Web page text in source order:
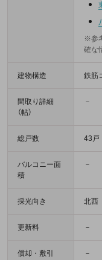
※参
確な
建物構造 鉄筋
間取り詳細
（帖）
－
総戸数 43戸
バルコニー面
積
－
採光向き 北西
更新料 －
償却・敷引 －